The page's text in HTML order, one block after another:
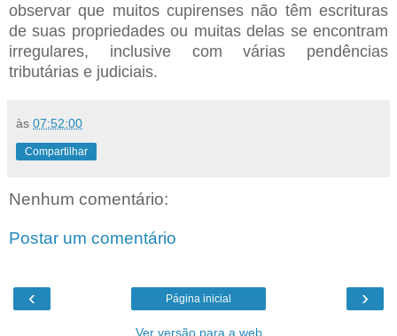
observar que muitos cupirenses não têm escrituras
de suas propriedades ou muitas delas se encontram
irregulares, inclusive com várias pendências
tributárias e judiciais.
às 07:52:00
Compartilhar
Nenhum comentário:
Postar um comentário
‹ ›
Página inicial
Ver versão para a web